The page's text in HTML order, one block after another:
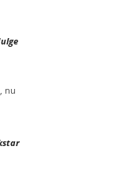
nu